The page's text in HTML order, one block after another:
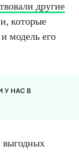
другие
которые
модель его
У НАС В
выгодных